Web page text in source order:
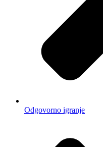
Odgovorno igranje